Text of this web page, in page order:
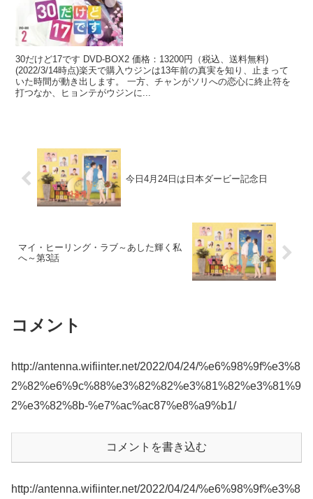
30だけど17です DVD-BOX2 価格：13200円（税込、送料無料)
(2022/3/14時点)楽天で購入ウジンは13年前の真実を知り、止まって
いた時間が動き出します。 一方、チャンがソリへの恋心に終止符を
打つなか、ヒョンテがウジンに...
今日4月24日は日本ダービー記念日
マイ・ヒーリング・ラブ～あした輝く私
へ～第3話
コメント
http://antenna.wifiinter.net/2022/04/24/%e6%98%9f%e3%8
2%82%e6%9c%88%e3%82%82%e3%81%82%e3%81%9
2%e3%82%8b-%e7%ac%ac87%e8%a9%b1/
コメントを書き込む
http://antenna.wifiinter.net/2022/04/24/%e6%98%9f%e3%8